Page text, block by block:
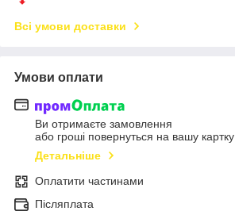
Всі умови доставки
Умови оплати
Ви отримаєте замовлення
або гроші повернуться на вашу картку
Детальніше
Оплатити частинами
Післяплата